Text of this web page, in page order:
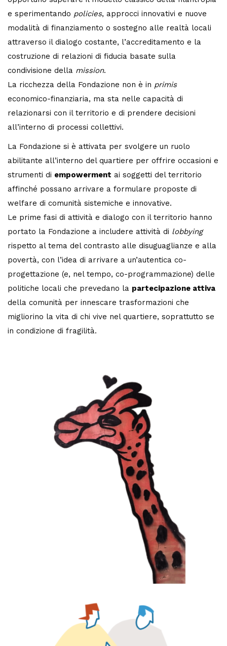
e sperimentando policies, approcci innovativi e nuove
modalità di finanziamento o sostegno alle realtà locali
attraverso il dialogo costante, l’accreditamento e la
costruzione di relazioni di fiducia basate sulla
condivisione della mission.
La ricchezza della Fondazione non è in primis
economico-finanziaria, ma sta nelle capacità di
relazionarsi con il territorio e di prendere decisioni
all’interno di processi collettivi.
La Fondazione si è attivata per svolgere un ruolo
abilitante all’interno del quartiere per offrire occasioni e
strumenti di empowerment ai soggetti del territorio
affinché possano arrivare a formulare proposte di
welfare di comunità sistemiche e innovative.
Le prime fasi di attività e dialogo con il territorio hanno
portato la Fondazione a includere attività di lobbying
rispetto al tema del contrasto alle disuguaglianze e alla
povertà, con l’idea di arrivare a un’autentica co-
progettazione (e, nel tempo, co-programmazione) delle
politiche locali che prevedano la partecipazione attiva
della comunità per innescare trasformazioni che
migliorino la vita di chi vive nel quartiere, soprattutto se
in condizione di fragilità.